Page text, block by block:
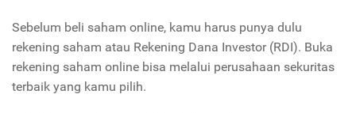
Sebelum beli saham online, kamu harus punya dulu
rekening saham atau Rekening Dana Investor (RDI). Buka
rekening saham online bisa melalui perusahaan sekuritas
terbaik yang kamu pilih.